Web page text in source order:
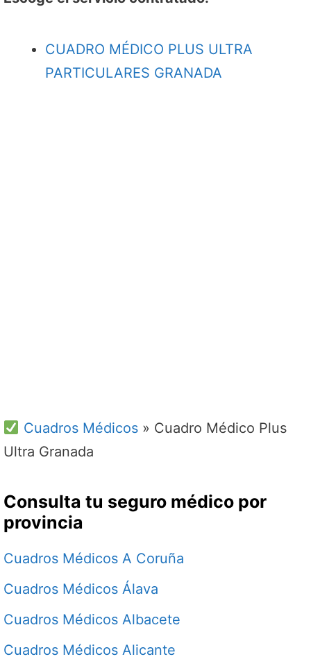
CUADRO MÉDICO PLUS ULTRA
PARTICULARES GRANADA
Cuadros Médicos» Cuadro Médico Plus
Ultra Granada
Consulta tu seguro médico por
provincia
Cuadros Médicos A Coruña
Cuadros Médicos Álava
Cuadros Médicos Albacete
Cuadros Médicos Alicante